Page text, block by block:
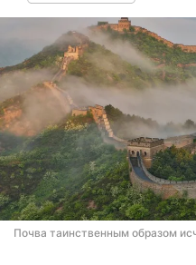
Почва таинственным образом